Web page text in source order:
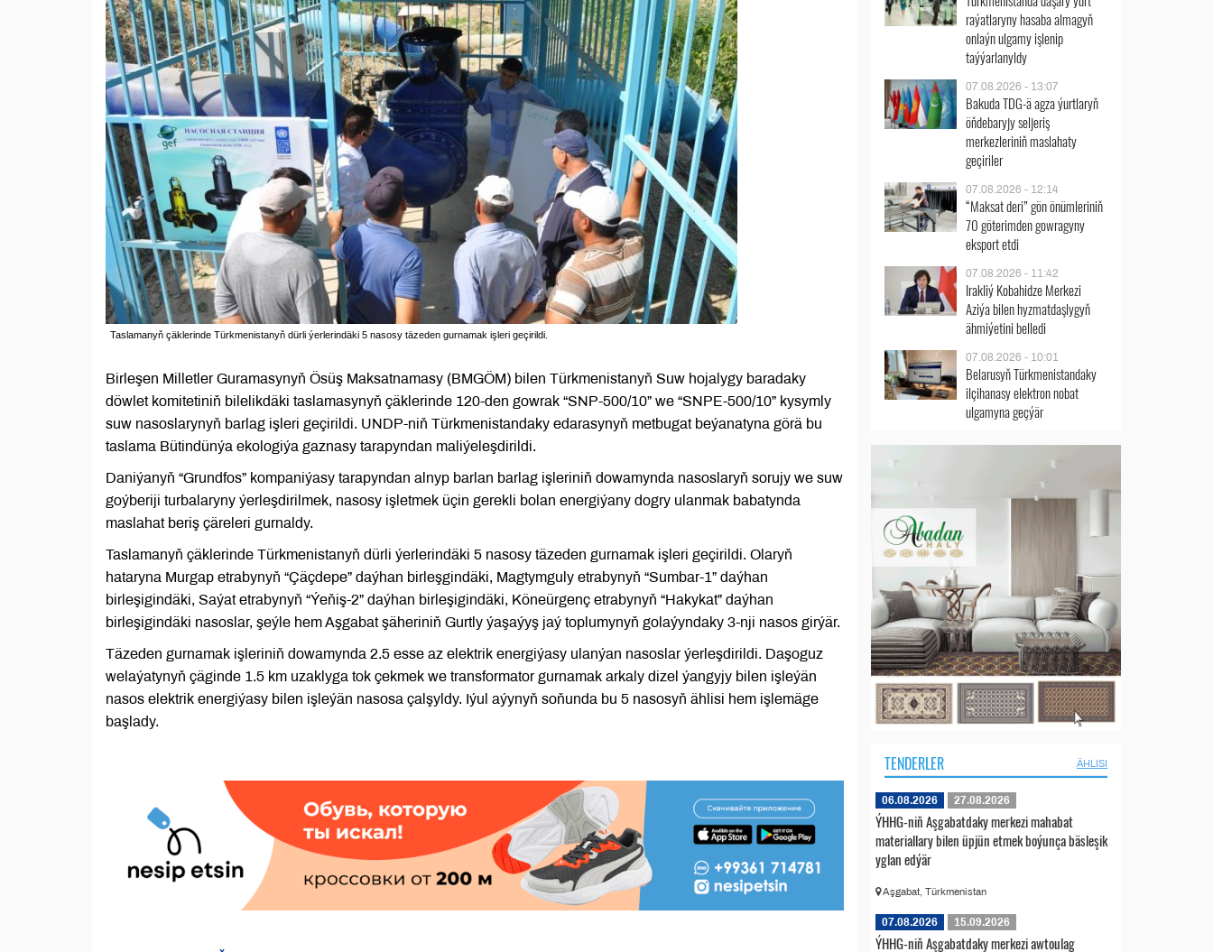
Taslamanyň çäklerinde Türkmenistanyň dürli ýerlerindäki 5 nasosy täzeden gurnamak işleri geçirildi.
Birleşen Milletler Guramasynyň Ösüş Maksatnamasy (BMGÖM) bilen Türkmenistanyň Suw hojalygy baradaky
döwlet komitetiniň bilelikdäki taslamasynyň çäklerinde 120-den gowrak “SNP-500/10” we “SNPE-500/10” kysymly
suw nasoslarynyň barlag işleri geçirildi. UNDP-niň Türkmenistandaky edarasynyň metbugat beýanatyna görä bu
taslama Bütindünýa ekologiýa gaznasy tarapyndan maliýeleşdirildi.
Daniýanyň “Grundfos” kompaniýasy tarapyndan alnyp barlan barlag işleriniň dowamynda nasoslaryň sorujy we suw
goýberiji turbalaryny ýerleşdirilmek, nasosy işletmek üçin gerekli bolan energiýany dogry ulanmak babatynda
maslahat beriş çäreleri gurnaldy.
Taslamanyň çäklerinde Türkmenistanyň dürli ýerlerindäki 5 nasosy täzeden gurnamak işleri geçirildi. Olaryň
hataryna Murgap etrabynyň “Çäçdepe” daýhan birleşgindäki, Magtymguly etrabynyň “Sumbar-1” daýhan
birleşigindäki, Saýat etrabynyň “Ýeňiş-2” daýhan birleşigindäki, Köneürgenç etrabynyň “Hakykat” daýhan
birleşigindäki nasoslar, şeýle hem Aşgabat şäheriniň Gurtly ýaşaýyş jaý toplumynyň golaýyndaky 3-nji nasos girýär.
Täzeden gurnamak işleriniň dowamynda 2.5 esse az elektrik energiýasy ulanýan nasoslar ýerleşdirildi. Daşoguz
welaýatynyň çäginde 1.5 km uzaklyga tok çekmek we transformator gurnamak arkaly dizel ýangyjy bilen işleýän
nasos elektrik energiýasy bilen işleýän nasosa çalşyldy. Iýul aýynyň soňunda bu 5 nasosyň ählisi hem işlemäge
başlady.
raýatlaryny hasaba almagyň
onlaýn ulgamy işlenip
taýýarlanyldy
07.08.2026 - 13:07
Bakuda TDG-ä agza ýurtlaryň
öňdebaryjy seljeriş
merkezleriniň maslahaty
geçiriler
07.08.2026 - 12:14
“Maksat deri” gön önümleriniň
70 göterimden gowragyny
eksport etdi
07.08.2026 - 11:42
Irakliý Kobahidze Merkezi
Aziýa bilen hyzmatdaşlygyň
ähmiýetini belledi
07.08.2026 - 10:01
Belarusyň Türkmenistandaky
ilçihanasy elektron nobat
ulgamyna geçýär
TENDERLER ÄHLISI
06.08.2026 27.08.2026
ÝHHG-niň Aşgabatdaky merkezi mahabat
materiallary bilen üpjün etmek boýunça bäsleşik
yglan edýär
Aşgabat, Türkmenistan
07.08.2026 15.09.2026
ÝHHG-niň Aşgabatdaky merkezi awtoulag